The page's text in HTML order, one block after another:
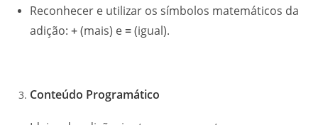
Reconhecer e utilizar os símbolos matemáticos da
adição:+(mais) e=(igual).
Conteúdo Programático